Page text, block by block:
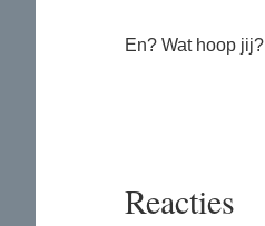
En? Wat hoop jij?
Reacties